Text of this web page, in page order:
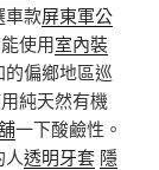
車款屏東軍公
使用室內裝
偏鄉地區巡
純天然有機
一下酸鹼性。
透明牙套 隱